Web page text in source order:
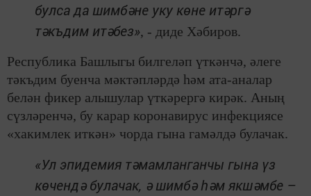
булса да шимбәне уку көне итәргә
тәкъдим итәбез», - диде Хәбиров.
Республика Башлыгы билгеләп үткәнчә, әлеге
тәкъдим буенча мәктәпләрдә һәм ата-аналар
белән фикер алышулар үткәрергә кирәк. Аның
сүзләренчә, бу карар коронавирус инфекциясе
«хакимлек иткән» чорда гына гамәлдә булачак.
«Ул эпидемия тәмамланганчы гына үз
көчендә булачак, ә шимбә һәм якшәмбе –